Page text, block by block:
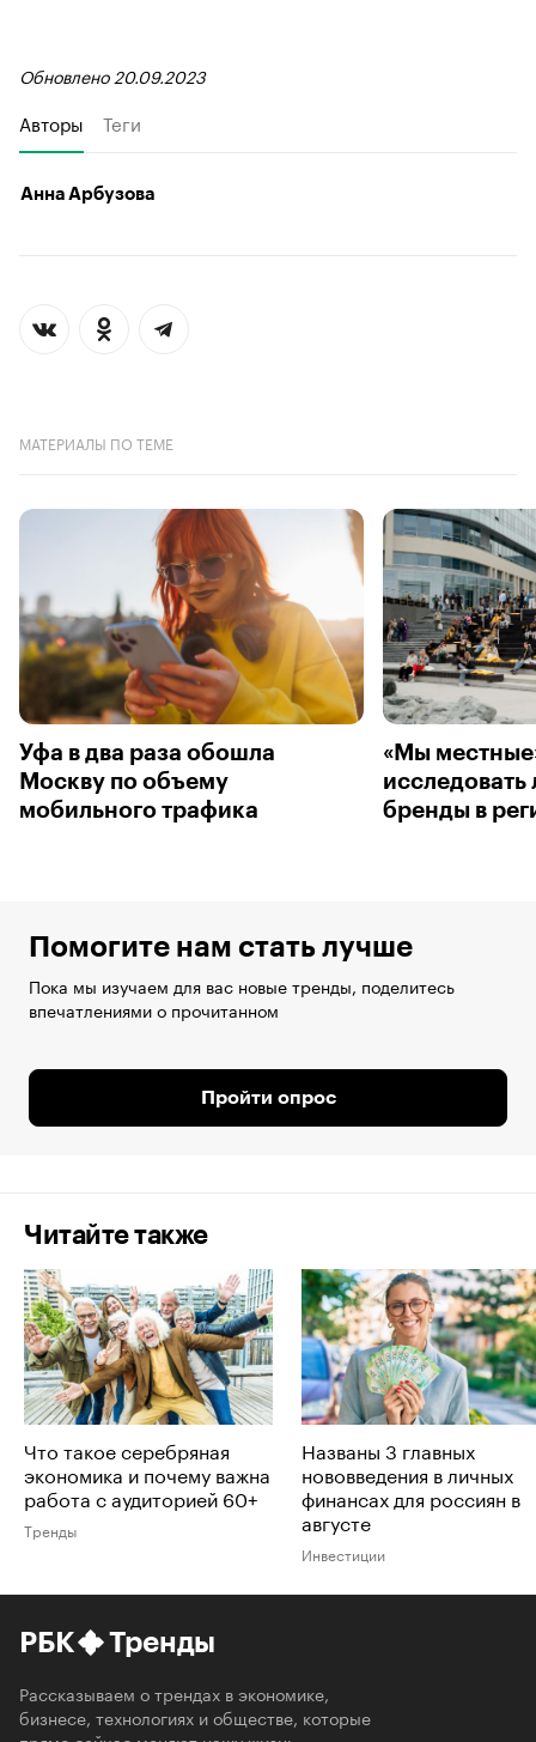
Обновлено 20.09.2023
Авторы Теги
Анна Арбузова
МАТЕРИАЛЫ ПО ТЕМЕ
Уфа в два раза обошла
Москву по объему
мобильного трафика
«Мы
исследовать
бренды в
Помогите нам стать лучше
Пока мы изучаем для вас новые тренды, поделитесь
впечатлениями о прочитанном
Пройти опрос
Читайте также
Что такое серебряная
экономика и почему важна
работа с аудиторией 60+
Тренды
Названы 3 главных
нововведения в личных
финансах для россиян в
августе
Инвестиции
РБК Тренды
Рассказываем о трендах в экономике,
бизнесе, технологиях и обществе, которые